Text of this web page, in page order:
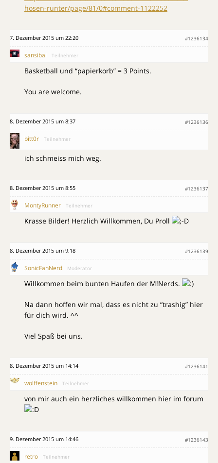
hosen-runter/page/81/0#comment-1122252
7. Dezember 2015 um 22:20 #1236134
sansibal Teilnehmer
Basketball und “papierkorb” = 3 Points.
You are welcome.
8. Dezember 2015 um 8:37 #1236136
bitt0r Teilnehmer
ich schmeiss mich weg.
8. Dezember 2015 um 8:55 #1236137
MontyRunner Teilnehmer
Krasse Bilder! Herzlich Willkommen, Du Proll
8. Dezember 2015 um 9:18 #1236139
SonicFanNerd Moderator
Willkommen beim bunten Haufen der M!Nerds.
Na dann hoffen wir mal, dass es nicht zu “trashig” hier
für dich wird. ^^
Viel Spaß bei uns.
8. Dezember 2015 um 14:14 #1236141
wolffenstein Teilnehmer
von mir auch ein herzliches willkommen hier im forum
9. Dezember 2015 um 14:46 #1236143
retro Teilnehmer